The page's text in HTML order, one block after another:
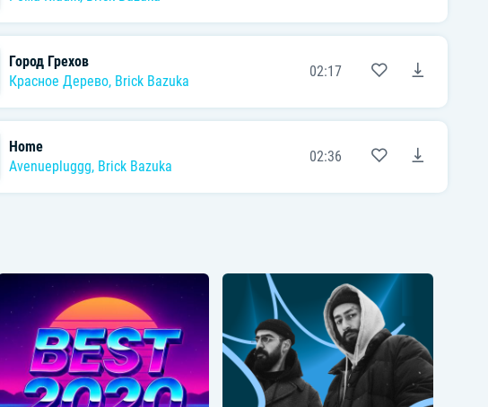
Город Грехов
Красное Дерево, Brick Bazuka
02:17
Home
Avenuepluggg, Brick Bazuka
02:36